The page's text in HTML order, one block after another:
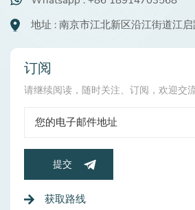
地址 : 南京市江北新区沿江街道江
订阅
请继续阅读，随时关注、订阅，欢迎交流
提交
获取路线